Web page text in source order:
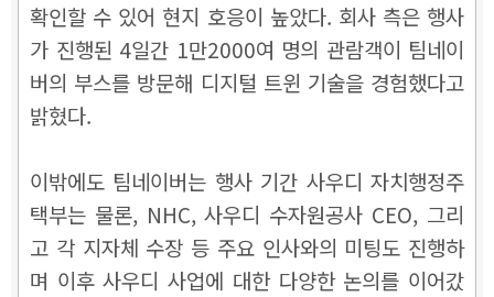
확인할 수 있어 현지 호응이 높았다. 회사 측은 행사
가 진행된 4일간 1만2000여 명의 관람객이 팀네이
버의 부스를 방문해 디지털 트윈 기술을 경험했다고
밝혔다.
이밖에도 팀네이버는 행사 기간 사우디 자치행정주
택부는 물론, NHC, 사우디 수자원공사 CEO, 그리
고 각 지자체 수장 등 주요 인사와의 미팅도 진행하
며 이후 사우디 사업에 대한 다양한 논의를 이어갔